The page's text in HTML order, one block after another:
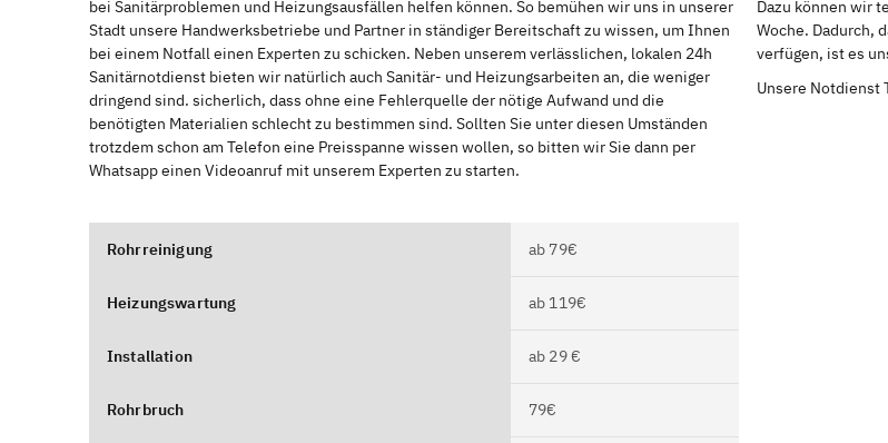
bei Sanitärproblemen und Heizungsausfällen helfen können. So bemühen wir uns in unserer
Stadt unsere Handwerksbetriebe und Partner in ständiger Bereitschaft zu wissen, um Ihnen
bei einem Notfall einen Experten zu schicken. Neben unserem verlässlichen, lokalen 24h
Sanitärnotdienst bieten wir natürlich auch Sanitär- und Heizungsarbeiten an, die weniger
dringend sind. sicherlich, dass ohne eine Fehlerquelle der nötige Aufwand und die
benötigten Materialien schlecht zu bestimmen sind. Sollten Sie unter diesen Umständen
trotzdem schon am Telefon eine Preisspanne wissen wollen, so bitten wir Sie dann per
Whatsapp einen Videoanruf mit unserem Experten zu starten.
Dazu können wir
Woche. Dadurch,
verfügen, ist es
Unsere Notdienst
Rohrreinigung ab 79€
Heizungswartung ab 119€
Installation ab 29 €
Rohrbruch 79€